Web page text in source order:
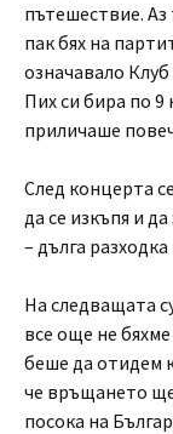
пътешествие. Аз
пак бях на
означавало
Пих си бира по 9
приличаше
След концерта
да се изкъпя и
– дълга
На следващата
все още не
беше да отидем
че връщането
посока на